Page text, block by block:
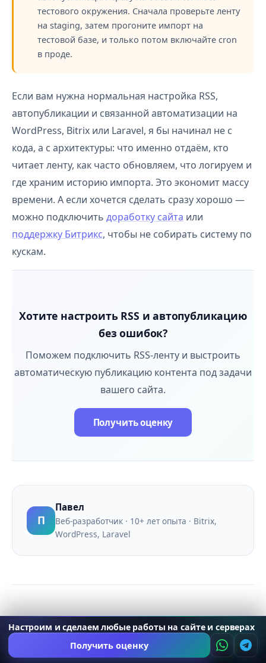
тестового окружения. Сначала проверьте ленту
на staging, затем прогоните импорт на
тестовой базе, и только потом включайте cron
в проде.
Если вам нужна нормальная настройка RSS,
автопубликации и связанной автоматизации на
WordPress, Bitrix или Laravel, я бы начинал не с
кода, а с архитектуры: что именно отдаём, кто
читает ленту, как часто обновляем, что логируем и
где храним историю импорта. Это экономит массу
времени. А если хочется сделать сразу хорошо —
можно подключить доработку сайта или
поддержку Битрикс, чтобы не собирать систему по
кускам.
Хотите настроить RSS и автопубликацию
без ошибок?
Поможем подключить RSS-ленту и выстроить
автоматическую публикацию контента под задачи
вашего сайта.
Получить оценку
П
Павел
Веб-разработчик · 10+ лет опыта · Bitrix,
WordPress, Laravel
Читайте также
Настроим и сделаем любые работы на сайте и серверах
Получить оценку